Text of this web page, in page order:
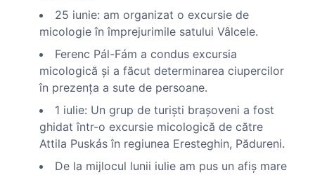
25 iunie: am organizat o excursie de
micologie în împrejurimile satului Vâlcele.
Ferenc Pál-Fám a condus excursia
micologică şi a făcut determinarea ciupercilor
în prezenţa a sute de persoane.
1 iulie: Un grup de turişti braşoveni a fost
ghidat într-o excursie micologică de către
Attila Puskás în regiunea Eresteghin, Pădureni.
De la mijlocul lunii iulie am pus un afiş mare